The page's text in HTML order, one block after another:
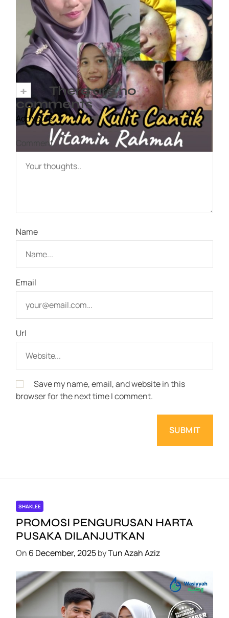
Vitamin Kulit Cantik kini Vitamin Rahmah
mampu milik
7 April, 2023
+
There are no
comments
Add yours
Comment
Name
Email
Url
Save my name, email, and website in this
browser for the next time I comment.
SHAKLEE
PROMOSI PENGURUSAN HARTA
PUSAKA DILANJUTKAN
On 6 December, 2025byTun Azah Aziz